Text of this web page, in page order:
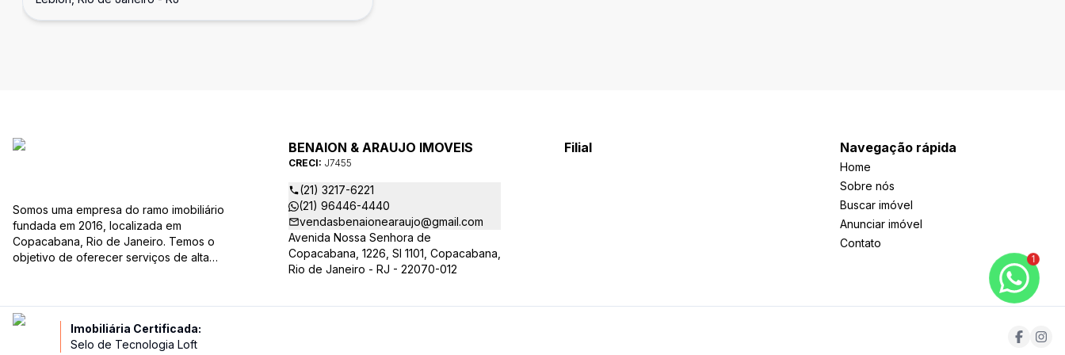
Somos uma empresa do ramo imobiliário
fundada em 2016, localizada em
Copacabana, Rio de Janeiro. Temos o
objetivo de oferecer serviços de alta
empresa familiar, valorizamos as
relações pessoais e a confiança que
estabelecemos com nossos clientes ao
longo dos anos.
BENAION & ARAUJO IMOVEIS
CRECI: J7455
(21) 3217-6221
(21) 96446-4440
vendasbenaionearaujo@gmail.com
Avenida Nossa Senhora de
Copacabana, 1226, Sl 1101, Copacabana,
Rio de Janeiro - RJ - 22070-012
Filial Navegação rápida
Home
Sobre nós
Buscar imóvel
Anunciar imóvel
Contato
Imobiliária Certificada:
Selo de Tecnologia Loft
1